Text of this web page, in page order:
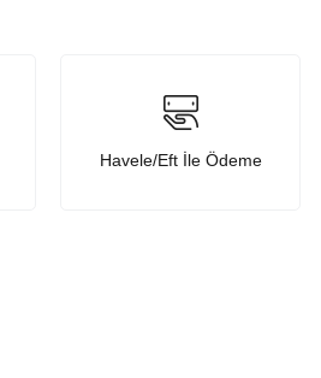
Havele/Eft İle Ödeme